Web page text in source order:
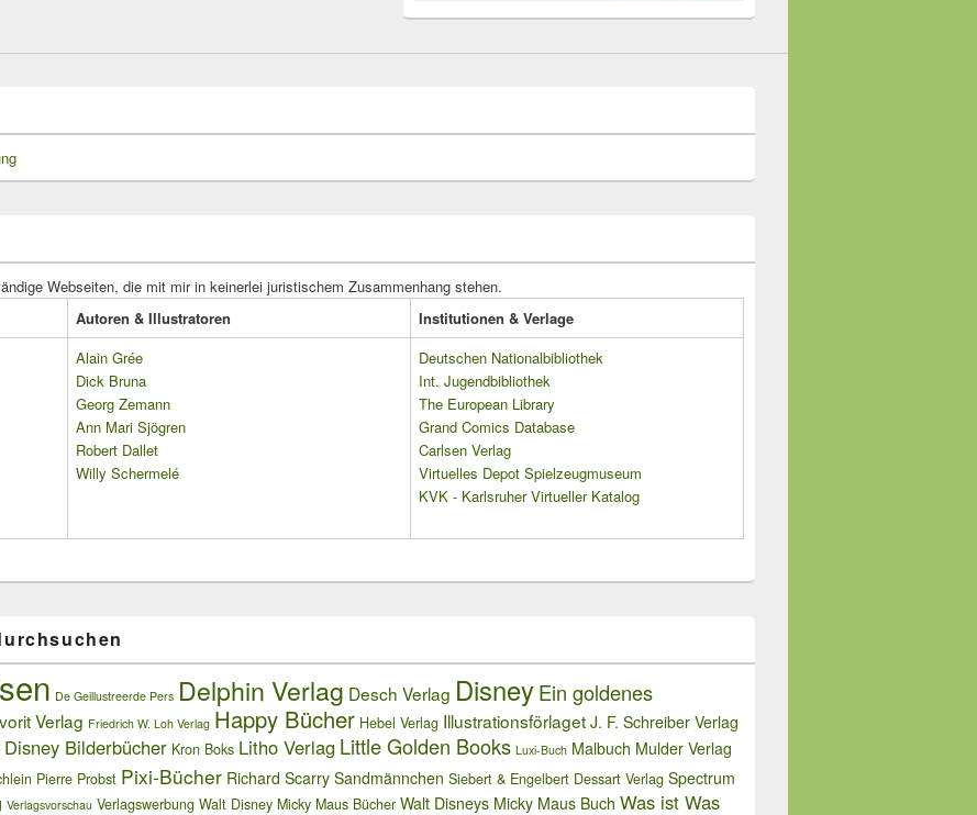
Webseiten, die mit mir in keinerlei juristischem Zusammenhang stehen.
Autoren & Illustratoren
Institutionen & Verlage
Alain Grée
Dick Bruna
Georg Zemann
Ann Mari Sjögren
Robert Dallet
Willy Schermelé
Deutschen Nationalbibliothek
Int. Jugendbibliothek
The European Library
Grand Comics Database
Carlsen Verlag
Virtuelles Depot Spielzeugmuseum
KVK - Karlsruher Virtueller Katalog
De Geillustreerde Pers Delphin Verlag Desch Verlag DisneyEin goldenes
Verlag Friedrich W. Loh Verlag Happy Bücher Hebel Verlag Illustrationsförlaget J. F. Schreiber Verlag
Bilderbücher Kron Boks Litho Verlag Little Golden Books Luxi-Buch Malbuch Mulder Verlag
Pierre Probst Pixi-Bücher Richard Scarry Sandmännchen Siebert & Engelbert Dessart Verlag Spectrum
Verlagsvorschau Verlagswerbung Walt Disney Micky Maus Bücher Walt Disneys Micky Maus Buch Was ist Was